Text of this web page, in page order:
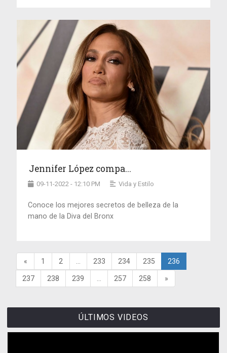
Jennifer López compa...
09-11-2022 - 12:10 PM Vida y Estilo
Conoce los mejores secretos de belleza de la
mano de la Diva del Bronx
« 1 2 233 234 235 236
237 238 239 257 258 »
ÚLTIMOS VIDEOS